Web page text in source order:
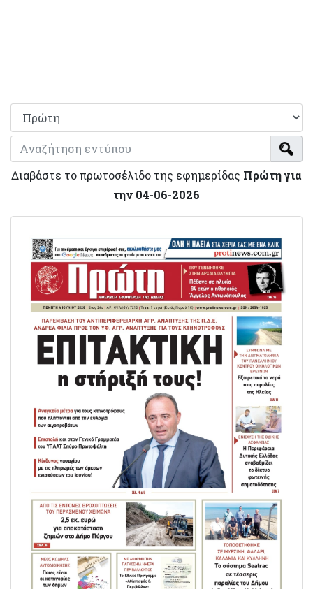
Διαβάστε το πρωτοσέλιδο της εφημερίδας Πρώτη για
την 04-06-2026